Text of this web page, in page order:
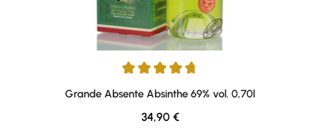
Durchschnittliche Bewertung von 4.8 von 5 Sternen
Grande Absente Absinthe 69% vol. 0,70l
Regulärer Preis:
34,90 €